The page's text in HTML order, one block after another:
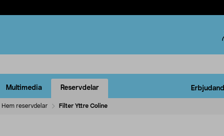
Multimedia Reservdelar
Hem reservdelar Filter Yttre Coline